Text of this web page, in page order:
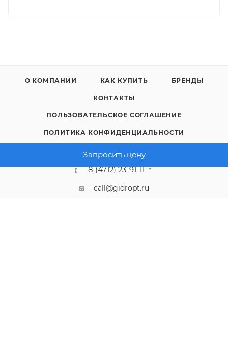
Запросить цену
О КОМПАНИИ КАК КУПИТЬ БРЕНДЫ
КОНТАКТЫ
ПОЛЬЗОВАТЕЛЬСКОЕ СОГЛАШЕНИЕ
ПОЛИТИКА КОНФИДЕНЦИАЛЬНОСТИ
8 (4712) 23-91-11
call@gidropt.ru